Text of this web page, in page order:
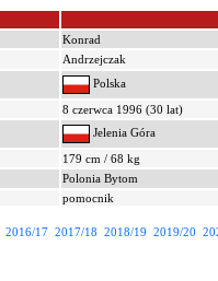
Konrad
Andrzejczak
Polska
8 czerwca 1996 (30 lat)
Jelenia Góra
179 cm / 68 kg
Polonia Bytom
pomocnik
2016/17 2017/18 2018/19 2019/20